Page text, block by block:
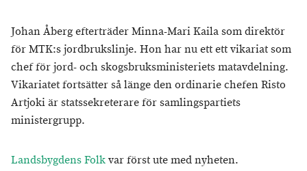
Johan Åberg efterträder Minna-Mari Kaila som direktör
för MTK:s jordbrukslinje. Hon har nu ett ett vikariat som
chef för jord- och skogsbruksministeriets matavdelning.
Vikariatet fortsätter så länge den ordinarie chefen Risto
Artjoki är statssekreterare för samlingspartiets
ministergrupp.
Landsbygdens Folkvar först ute med nyheten.